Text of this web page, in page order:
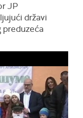
JP
državi
preduzeća